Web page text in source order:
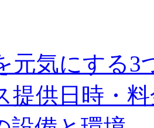
元気にする3
提供日時・